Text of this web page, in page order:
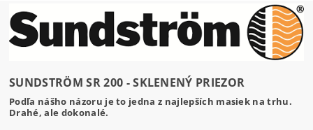
SUNDSTRÖM SR 200 - SKLENENÝ PRIEZOR
Podľa nášho názoru je to jedna z najlepších masiek na trhu.
Drahé, ale dokonalé.